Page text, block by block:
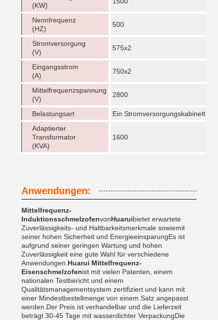
(KW)
Nennfrequenz
(HZ)
500
Stromversorgung
(V)
575x2
Eingangsstrom
(A)
750x2
Mittelfrequenzspannung
(V)
2800
Belastungsart
Ein Stromversorgungskabinett
Adaptierter
Transformator
(KVA)
1600
Anwendungen:
Mittelfrequenz-
InduktionsschmelzofenvonHuaruibietet erwartete
Zuverlässigkeits- und Haltbarkeitsmerkmale sowiemit
seiner hohen Sicherheit und EnergieeinsparungEs ist
aufgrund seiner geringen Wartung und hohen
Zuverlässigkeit eine gute Wahl für verschiedene
Anwendungen. Huarui Mittelfrequenz-
Eisenschmelzofenist mit vielen Patenten, einem
nationalen Testbericht und einem
Qualitätsmanagementsystem zertifiziert und kann mit
einer Mindestbestellmenge von einem Satz angepasst
werden.Der Preis ist verhandelbar und die Lieferzeit
beträgt 30-45 Tage mit wasserdichter VerpackungDie